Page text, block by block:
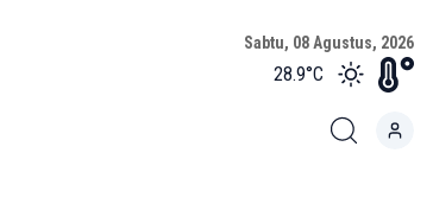
Sabtu, 08 Agustus, 2026
28.9°C